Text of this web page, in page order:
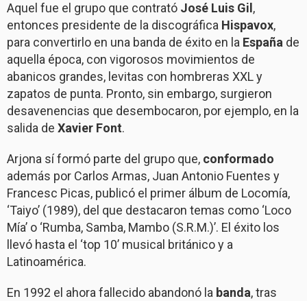
Aquel fue el grupo que contrató José Luis Gil,
entonces presidente de la discográfica Hispavox,
para convertirlo en una banda de éxito en la España de
aquella época, con vigorosos movimientos de
abanicos grandes, levitas con hombreras XXL y
zapatos de punta. Pronto, sin embargo, surgieron
desavenencias que desembocaron, por ejemplo, en la
salida de Xavier Font.
Arjona sí formó parte del grupo que, conformado
además por Carlos Armas, Juan Antonio Fuentes y
Francesc Picas, publicó el primer álbum de Locomía,
‘Taiyo’ (1989), del que destacaron temas como ‘Loco
Mía’ o ‘Rumba, Samba, Mambo (S.R.M.)’. El éxito los
llevó hasta el ‘top 10’ musical británico y a
Latinoamérica.
En 1992 el ahora fallecido abandonó la banda, tras